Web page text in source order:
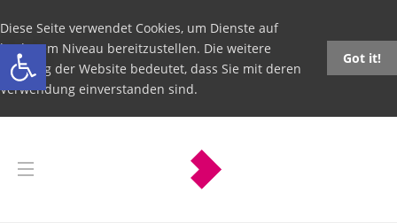
Open toolbar
Diese Seite verwendet Cookies, um Dienste auf
höchstem Niveau bereitzustellen. Die weitere
Nutzung der Website bedeutet, dass Sie mit deren
Verwendung einverstanden sind.
Got it!